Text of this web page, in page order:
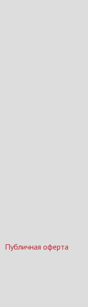
Публичная оферта